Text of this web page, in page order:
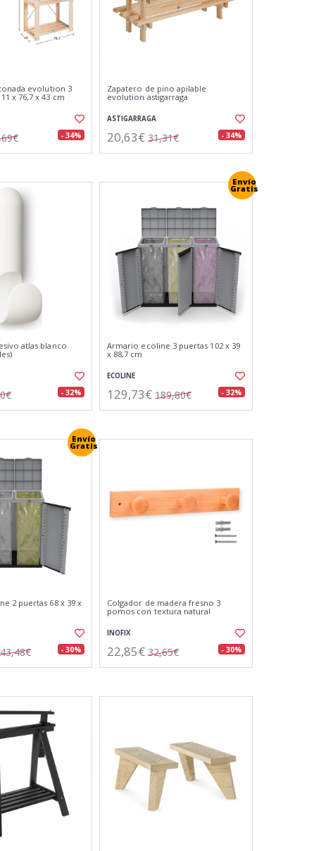
evolution 3
x 76,7 x 43 cm
- 34%
Zapatero de pino apilable
evolution astigarraga
ASTIGARRAGA
20,63€ 31,31€ - 34%
atlas blanco
- 32%
Envío
Gratis
Armario ecoline 3 puertas 102 x 39
x 88,7 cm
ECOLINE
129,73€ 189,80€ - 32%
Envío
Gratis
2 puertas 68 x 39 x
- 30%
Colgador de madera fresno 3
pomos con textura natural
INOFIX
22,85€ 32,65€ - 30%